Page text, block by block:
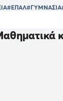
#ΕΠΑΛ#ΓΥΜΝΑΣΙΑ